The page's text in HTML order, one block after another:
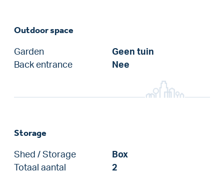
Outdoor space
Garden
Geen tuin
Back entrance
Nee
Storage
Shed / Storage
Box
Totaal aantal
2